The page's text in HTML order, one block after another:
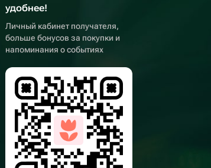
удобнее!
Личный кабинет получателя,
больше бонусов за покупки и
напоминания о событиях